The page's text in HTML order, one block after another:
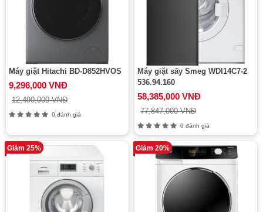
Máy giặt Hitachi BD-D852HVOS
9,296,000 VNĐ
12,490,000 VNĐ
0 đánh giá
Máy giặt sấy Smeg WDI14C7-2
536.94.160
58,385,000 VNĐ
77,847,000 VNĐ
0 đánh giá
Giảm 25% Giảm 20%